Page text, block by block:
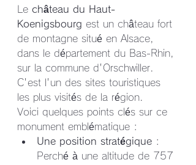
Le château du Haut-
Koenigsbourg est un château fort
de montagne situé en Alsace,
dans le département du Bas-Rhin,
sur la commune d'Orschwiller.
C'est l'un des sites touristiques
les plus visités de la région.
Voici quelques points clés sur ce
monument emblématique :
Une position stratégique :
Perché à une altitude de 757